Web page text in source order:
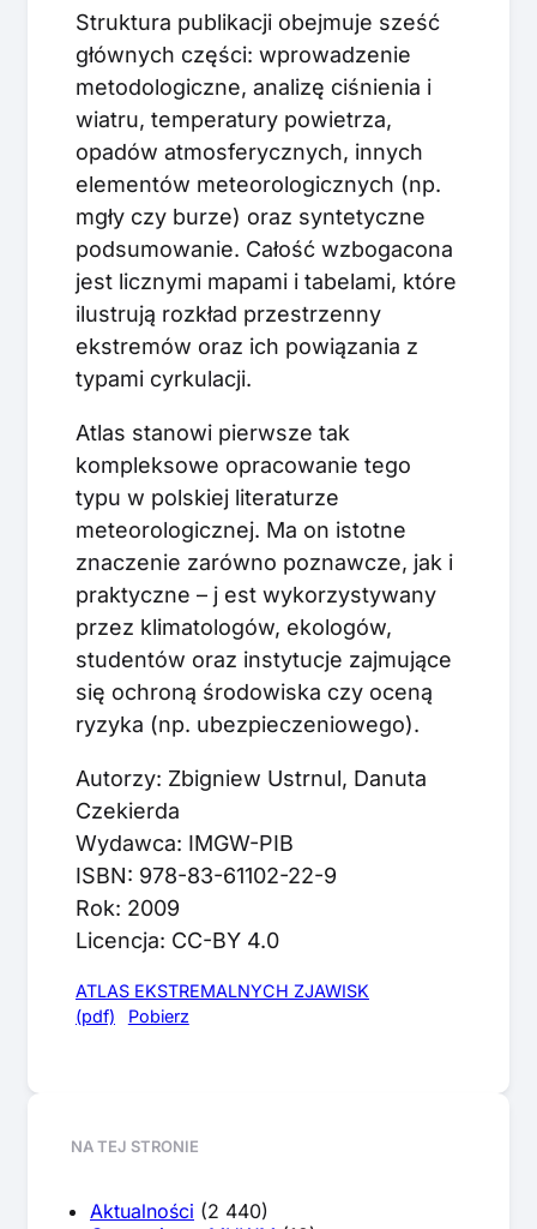
Struktura publikacji obejmuje sześć
głównych części: wprowadzenie
metodologiczne, analizę ciśnienia i
wiatru, temperatury powietrza,
opadów atmosferycznych, innych
elementów meteorologicznych (np.
mgły czy burze) oraz syntetyczne
podsumowanie. Całość wzbogacona
jest licznymi mapami i tabelami, które
ilustrują rozkład przestrzenny
ekstremów oraz ich powiązania z
typami cyrkulacji.
Atlas stanowi pierwsze tak
kompleksowe opracowanie tego
typu w polskiej literaturze
meteorologicznej. Ma on istotne
znaczenie zarówno poznawcze, jak i
praktyczne – j est wykorzystywany
przez klimatologów, ekologów,
studentów oraz instytucje zajmujące
się ochroną środowiska czy oceną
ryzyka (np. ubezpieczeniowego).
Autorzy: Zbigniew Ustrnul, Danuta
Czekierda
Wydawca: IMGW-PIB
ISBN: 978-83-61102-22-9
Rok: 2009
Licencja: CC-BY 4.0
ATLAS EKSTREMALNYCH ZJAWISK
(pdf)
Pobierz
NA TEJ STRONIE
Aktualności (2 440)